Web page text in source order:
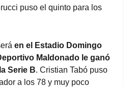
puso el quinto para los
en el Estadio Domingo
Maldonado le ganó
Serie B. Cristian Tabó puso
a los 78 y muy poco